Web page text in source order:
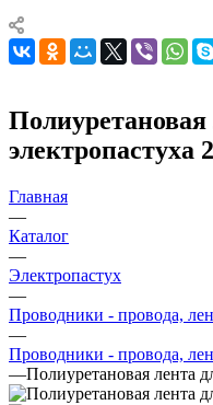
Полиуретановая
электропастуха
Главная
—
Каталог
—
Электропастух
—
Проводники - провода,
—
Проводники - провода,
—Полиуретановая лента